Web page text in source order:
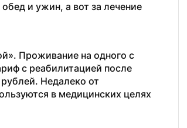
и ужин, а вот за лечение
Проживание на одного с
с реабилитацией после
Недалеко от
в медицинских целях